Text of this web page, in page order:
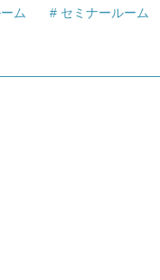
ム セミナールーム